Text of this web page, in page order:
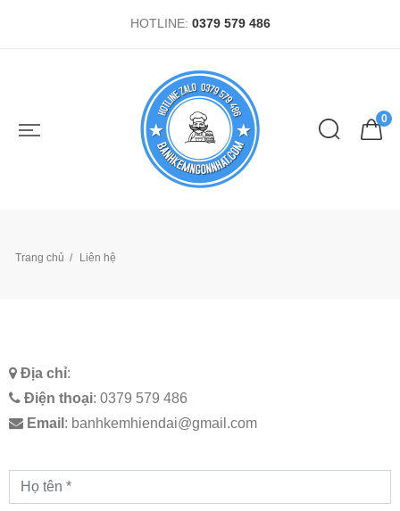
HOTLINE: 0379 579 486
0
Trang chủ Liên hệ
Địa chỉ:
Điện thoại: 0379 579 486
Email : banhkemhiendai@gmail.com